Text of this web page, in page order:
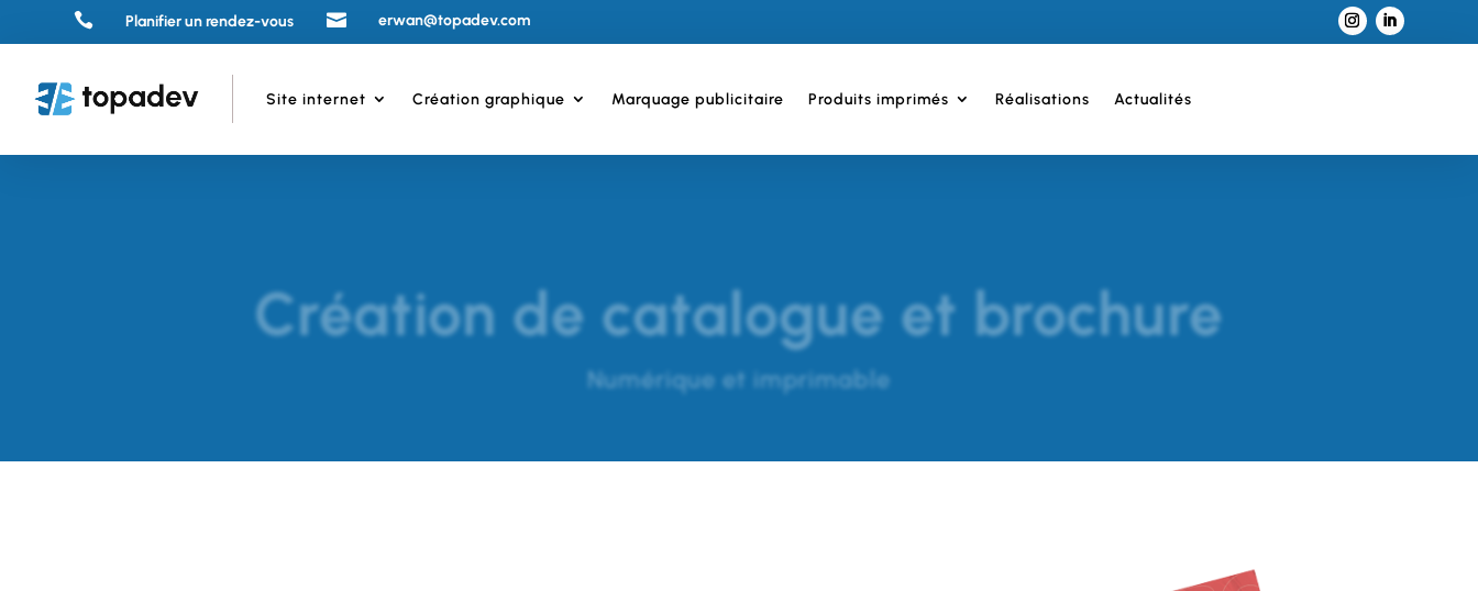
 Planifier un rendez-vous  erwan@topadev.com
Site internet Création graphique Marquage publicitaire Produits imprimés Réalisations Actualités
Création de catalogue et brochure
Numérique et imprimable